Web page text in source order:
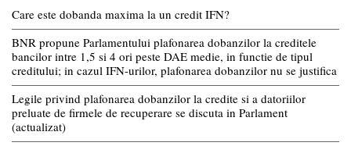
Care este dobanda maxima la un credit IFN?
BNR propune Parlamentului plafonarea dobanzilor la creditele
bancilor intre 1,5 si 4 ori peste DAE medie, in functie de tipul
creditului; in cazul IFN-urilor, plafonarea dobanzilor nu se justifica
Legile privind plafonarea dobanzilor la credite si a datoriilor
preluate de firmele de recuperare se discuta in Parlament
(actualizat)